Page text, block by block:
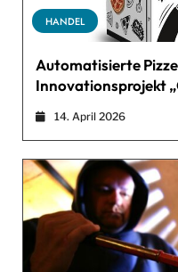
HANDEL
Automatisierte
Innovationsprojekt
14. April 2026